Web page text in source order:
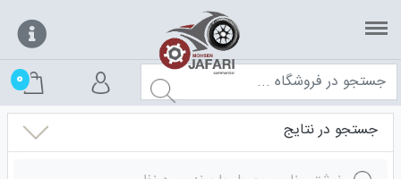
0
جستجو در نتایج